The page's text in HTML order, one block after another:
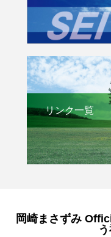
リンク一覧
岡崎まさずみ